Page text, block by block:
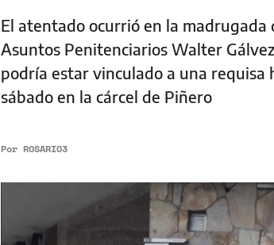
El atentado ocurrió en la
Asuntos Penitenciarios Walter
podría estar vinculado a una requisa
sábado en la cárcel de Piñero
Por ROSARIO3